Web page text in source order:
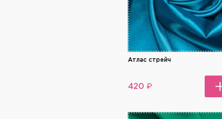
Атлас стрейч
420₽